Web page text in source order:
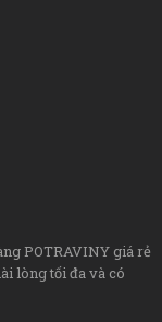
POTRAVINY giá rẻ
lòng tối đa và có